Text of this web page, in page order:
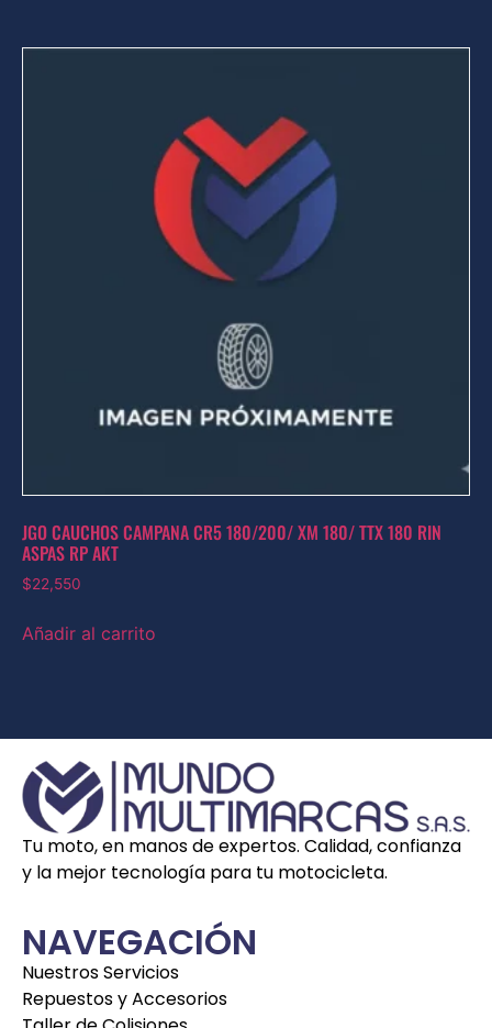
JGO CAUCHOS CAMPANA CR5 180/200/ XM 180/ TTX 180 RIN
ASPAS RP AKT
$22,550
Añadir al carrito
Tu moto, en manos de expertos. Calidad, confianza
y la mejor tecnología para tu motocicleta.
NAVEGACIÓN
Nuestros Servicios
Repuestos y Accesorios